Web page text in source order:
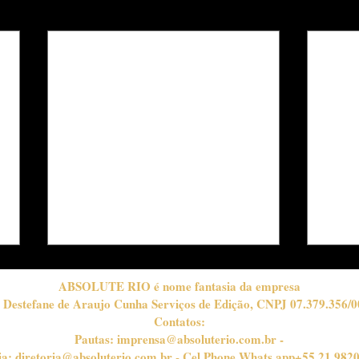
ABSOLUTE RIO é nome fantasia da empresa
de Araujo Cunha Serviços de Edição, CNPJ 07.379.356/
Contatos:
Pautas: imprensa@absoluterio.com.br-